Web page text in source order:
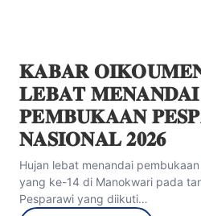
𝐊𝐀𝐁𝐀𝐑
𝐋𝐄𝐁𝐀𝐓 𝐌𝐄𝐍𝐀𝐍𝐃𝐀𝐈
𝐏𝐄𝐌𝐁𝐔𝐊𝐀𝐀𝐍
𝐍𝐀𝐒𝐈𝐎𝐍𝐀𝐋 𝟐𝟎𝟐𝟔
Hujan lebat menandai
yang ke-14 di Manokwari pada
Pesparawi yang diikuti…